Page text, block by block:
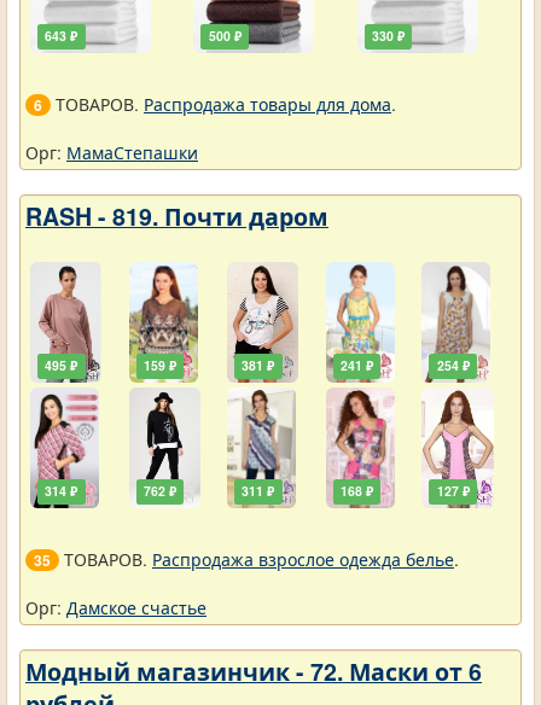
643 ₽ 500 ₽ 330 ₽
6 ТОВАРОВ. Распродажа товары для дома.
Орг: МамаСтепашки
RASH - 819. Почти даром
495 ₽
314 ₽
159 ₽
762 ₽
381 ₽
311 ₽
241 ₽
168 ₽
254 ₽
127 ₽
35 ТОВАРОВ. Распродажа взрослое одежда белье.
Орг: Дамское счастье
Модный магазинчик - 72. Маски от 6